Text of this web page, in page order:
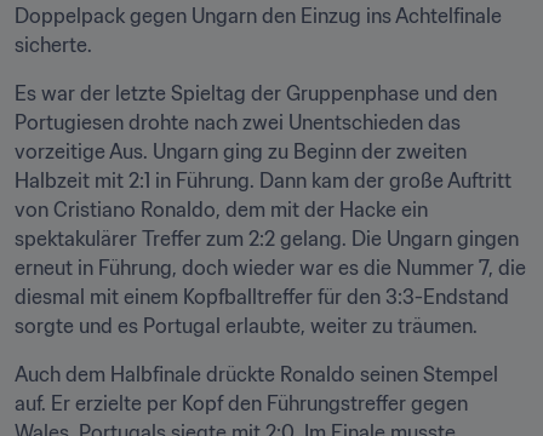
Doppelpack gegen Ungarn den Einzug ins Achtelfinale
sicherte.
Es war der letzte Spieltag der Gruppenphase und den
Portugiesen drohte nach zwei Unentschieden das
vorzeitige Aus. Ungarn ging zu Beginn der zweiten
Halbzeit mit 2:1 in Führung. Dann kam der große Auftritt
von Cristiano Ronaldo, dem mit der Hacke ein
spektakulärer Treffer zum 2:2 gelang. Die Ungarn gingen
erneut in Führung, doch wieder war es die Nummer 7, die
diesmal mit einem Kopfballtreffer für den 3:3-Endstand
sorgte und es Portugal erlaubte, weiter zu träumen.
Auch dem Halbfinale drückte Ronaldo seinen Stempel
auf. Er erzielte per Kopf den Führungstreffer gegen